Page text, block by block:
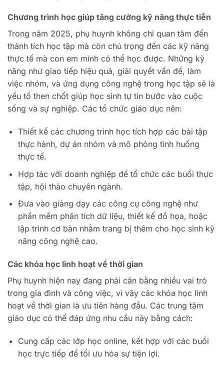
Chương trình học giúp tăng cường kỹ năng thực tiễn
Trong năm 2025, phụ huynh không chỉ quan tâm đến
thành tích học tập mà còn chú trọng đến các kỹ năng
thực tế mà con em mình có thể học được. Những kỹ
năng như giao tiếp hiệu quả, giải quyết vấn đề, làm
việc nhóm, và ứng dụng công nghệ trong học tập sẽ là
yếu tố then chốt giúp học sinh tự tin bước vào cuộc
sống và sự nghiệp. Các tổ chức giáo dục nên:
Thiết kế các chương trình học tích hợp các bài tập
thực hành, dự án nhóm và mô phỏng tình huống
thực tế.
Hợp tác với doanh nghiệp để tổ chức các buổi thực
tập, hội thảo chuyên ngành.
Đưa vào giảng dạy các công cụ công nghệ như
phần mềm phân tích dữ liệu, thiết kế đồ họa, hoặc
lập trình cơ bản nhằm trang bị thêm cho học sinh kỹ
năng công nghệ cao.
Các khóa học linh hoạt về thời gian
Phụ huynh hiện nay đang phải cân bằng nhiều vai trò
trong gia đình và công việc, vì vậy các khóa học linh
hoạt về thời gian là ưu tiên hàng đầu. Các trung tâm
giáo dục có thể đáp ứng nhu cầu này bằng cách:
Cung cấp các lớp học online, kết hợp với các buổi
học trực tiếp để tối ưu hóa sự tiện lợi.